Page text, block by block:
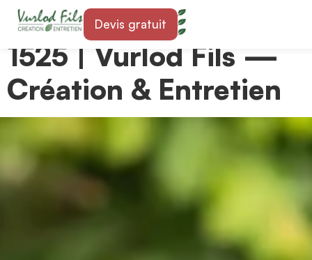
Devis gratuit
Paysagiste à Henniez
1525 | Vurlod Fils —
Création & Entretien